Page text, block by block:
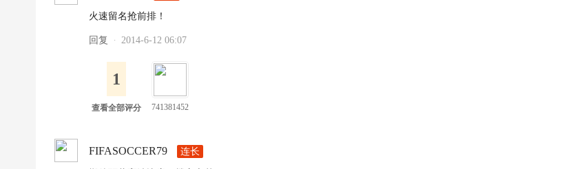
火速留名抢前排！
回复 · 2014-6-12 06:07
1
查看全部评分 741381452
FIFASOCCER79 连长